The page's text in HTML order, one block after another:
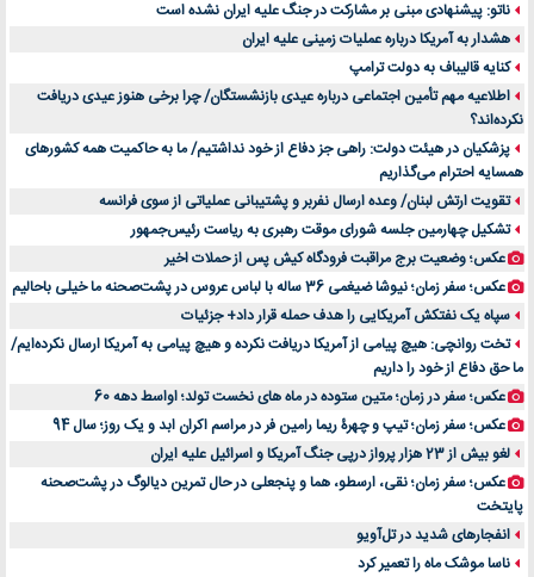
بهترین راه تبلیغات کلینیک زیبایی و افزایش مشتری کدام است؟
مقایسه قالب آسترا با وودمارت و فلت‌سام (فارسی)
خرید سمعک کارکرده یا دست دوم | نکات مهم قبل از تصمیم‌گیری
خرید و فروش قطعات سرور دست دوم در ماهان شبکه ایرانیان
اهمیت انتخاب بهترین وکیل در سعادت آباد برای پرونده‌های حساس و کلان
لیفتراک صفر؛ راهنمای جامع خرید، قیمت و فروش در ایران
راهنمای جامع بهترین کفش ورزشی برای دویدن و استفاده روزمره | بررسی ۱۲ مدل برتر
ناتو: پیشنهادی مبنی بر مشارکت در جنگ علیه ایران نشده است
هشدار به آمریکا درباره عملیات زمینی علیه ایران
کنایه قالیباف به دولت ترامپ
اطلاعیه مهم تأمین اجتماعی درباره عیدی بازنشستگان/ چرا برخی هنوز عیدی دریافت
نکرده‌اند؟
پزشکیان در هیئت دولت: راهی جز دفاع از خود نداشتیم/ ما به حاکمیت همه کشورهای
همسایه احترام می‌گذاریم
تقویت ارتش لبنان/ وعده ارسال نفربر و پشتیبانی عملیاتی از سوی فرانسه
تشکیل چهارمین جلسه شورای موقت رهبری به ریاست رئیس‌جمهور
عکس؛ وضعیت برج مراقبت فرودگاه کیش پس از حملات اخیر
عکس؛ سفر زمان؛ نیوشا ضیغمی 36 ساله با لباس عروس در پشت‌صحنه ما خیلی باحالیم
سپاه یک نفتکش آمریکایی را هدف حمله قرار داد+ جزئیات
تخت روانچی: هیچ پیامی از آمریکا دریافت نکرده و هیچ پیامی به آمریکا ارسال نکرده‌ایم/
ما حق دفاع از خود را داریم
عکس؛ سفر در زمان؛ متین ستوده در ماه های نخست تولد؛ اواسط دهه 60
عکس؛ سفر زمان؛ تیپ و چهرۀ ریما رامین فر در مراسم اکران ابد و یک روز؛ سال 94
لغو بیش از 23 هزار پرواز درپی جنگ آمریکا و اسرائیل علیه ایران
عکس؛ سفر زمان؛ نقی، ارسطو، هما و پنجعلی در حال تمرین دیالوگ در پشت‌صحنه
پایتخت
انفجارهای شدید در تل‌آویو
ناسا موشک ماه را تعمیر کرد